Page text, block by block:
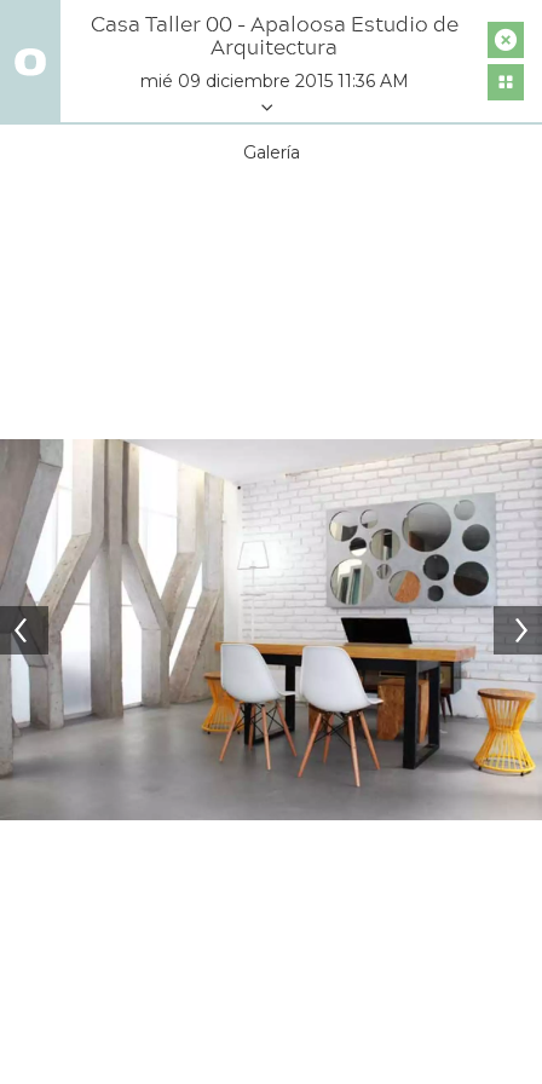
Casa Taller 00 - Apaloosa Estudio de
Arquitectura
mié 09 diciembre 2015 11:36 AM
Galería